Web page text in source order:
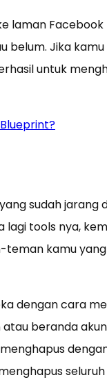
laman
belum. Jika
untuk
sudah
tools nya,
kamu
dengan cara
beranda